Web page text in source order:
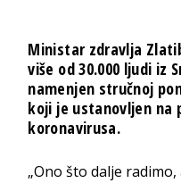
Ministar zdravlja
više od 30.000 ljudi iz
namenjen stručnoj
koji je ustanovljen na
koronavirusa.
„Ono što dalje